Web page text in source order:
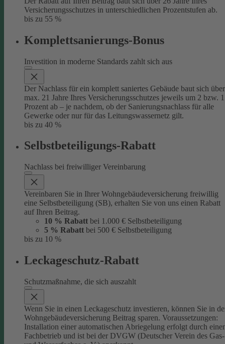
Versicherungsschutzes in unterschiedlichen Prozentstufen ab.
bis zu 55 %
Komplettsanierungs-Bonus
Investition in moderne Standards zahlt sich aus
Der Nachlass für ein komplett saniertes Gebäude baut sich über
max. 21 Jahre Ihres Versicherungsschutzes jeweils um 2 bzw. 1
Prozent ab – je nachdem, ob der Sanierungsnachlass für alle
Gewerke oder nur für das Leitungswassernetz gilt.
bis zu 40 %
Selbstbeteiligungs-Rabatt
Nachlass bei freiwilliger Vereinbarung
Vereinbaren Sie in Ihrer Wohngebäudeversicherung freiwillig
eine Selbstbeteiligung (SB), erhalten Sie von uns einen Rabatt
auf Ihren Beitrag.
10 % Rabatt bei 1.000 € Selbstbeteiligung
5 % Rabatt bei 500 € Selbstbeteiligung
bis zu 10 %
Leckageschutz-Rabatt
Schutzmaßnahme, die sich auszahlt
Wenn Sie in einen Leckageschutz investieren, können Sie in
Wohngebäudeversicherung Beitrag sparen. Voraussetzungen:
Installation einer automatischen Abriegelung erfolgt durch
Fachbetrieb und ist bei der DVGW (Deutscher Verein des Gas-